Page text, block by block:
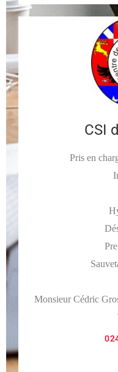
CSI
Pris en
Monsieur Cédric